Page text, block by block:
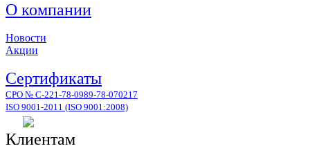
О компании
Новости
Акции
Сертификаты
СРО № С-221-78-0989-78-070217
ISO 9001-2011 (ISO 9001:2008)
Клиентам